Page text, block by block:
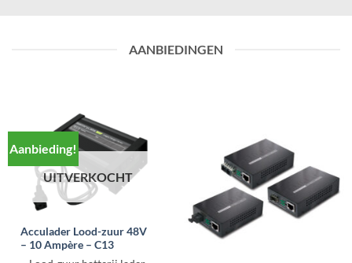
AANBIEDINGEN
Aanbieding!
UITVERKOCHT
Acculader Lood-zuur 48V
– 10 Ampère – C13